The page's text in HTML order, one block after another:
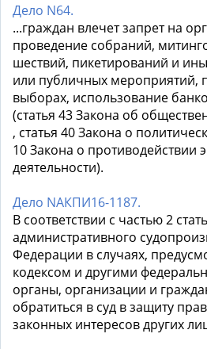
Дело N64.
...граждан влечет запрет на
проведение собраний,
шествий, пикетирований и
или публичных мероприятий,
выборах, использование
(статья 43 Закона об
, статья 40 Закона о
10 Закона о противодействии
деятельности).
Дело NАКПИ16-1187.
В соответствии с частью 2
административного
Федерации в случаях,
кодексом и другими
органы, организации и
обратиться в суд в защиту
законных интересов других